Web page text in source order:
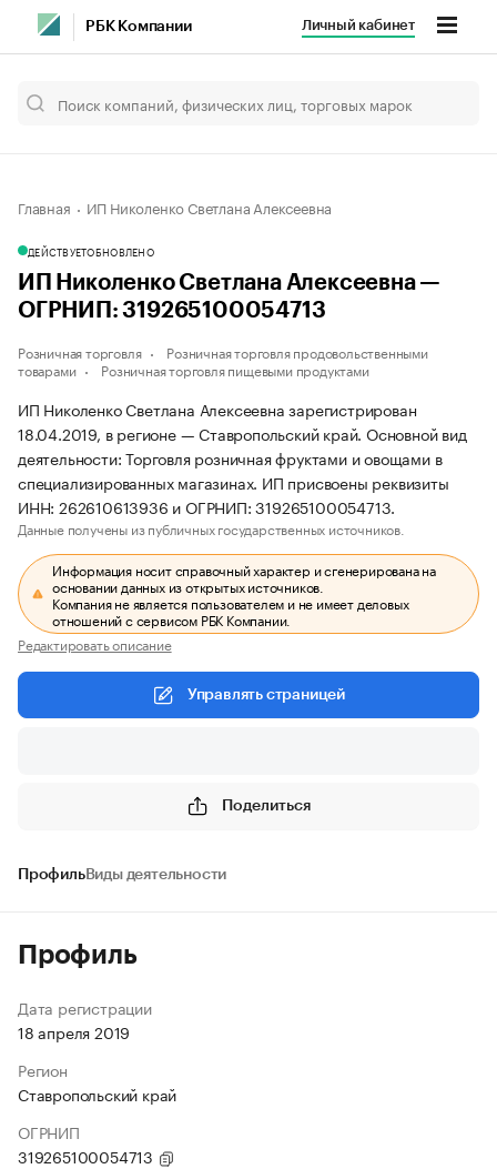
РБК Компании Личный кабинет
Главная ИП Николенко Светлана Алексеевна
ДЕЙСТВУЕТОБНОВЛЕНО
ИП Николенко Светлана Алексеевна —
ОГРНИП: 319265100054713
Розничная торговля
Розничная торговля продовольственными
товарами
Розничная торговля пищевыми продуктами
ИП Николенко Светлана Алексеевна зарегистрирован
18.04.2019, в регионе — Ставропольский край. Основной вид
деятельности: Торговля розничная фруктами и овощами в
специализированных магазинах. ИП присвоены реквизиты
ИНН: 262610613936 и ОГРНИП: 319265100054713.
Данные получены из публичных государственных источников.
Информация носит справочный характер и сгенерирована на
основании данных из открытых источников.
Компания не является пользователем и не имеет деловых
отношений с сервисом РБК Компании.
Редактировать описание
Управлять страницей
Поделиться
ПрофильВиды деятельности
Профиль
Дата регистрации
18 апреля 2019
Регион
Ставропольский край
ОГРНИП
319265100054713